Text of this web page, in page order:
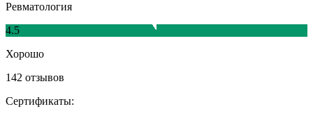
Ревматология
4.5
Хорошо
142 отзывов
Сертификаты: